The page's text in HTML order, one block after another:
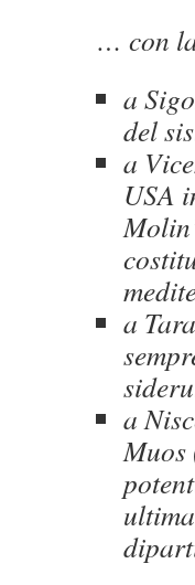
… con
a
del
a
USA
a
a
Muos